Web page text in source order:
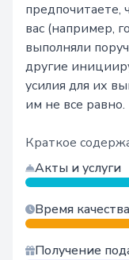
предпочитаете,
вас (например,
выполняли
другие
усилия для их
им не все равно.
Краткое
Акты и услуги
Время качества
Получение